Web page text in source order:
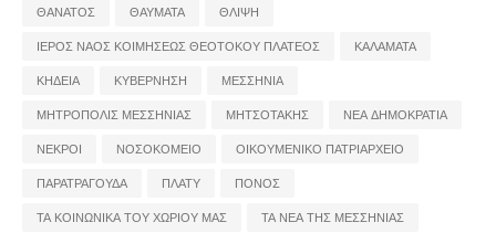
ΘΑΝΑΤΟΣ
ΘΑΥΜΑΤΑ
ΘΛΙΨΗ
ΙΕΡΟΣ ΝΑΟΣ ΚΟΙΜΗΣΕΩΣ ΘΕΟΤΟΚΟΥ ΠΛΑΤΕΟΣ
ΚΑΛΑΜΑΤΑ
ΚΗΔΕΙΑ
ΚΥΒΕΡΝΗΣΗ
ΜΕΣΣΗΝΙΑ
ΜΗΤΡΟΠΟΛΙΣ ΜΕΣΣΗΝΙΑΣ
ΜΗΤΣΟΤΑΚΗΣ
ΝΕΑ ΔΗΜΟΚΡΑΤΙΑ
ΝΕΚΡΟΙ
ΝΟΣΟΚΟΜΕΙΟ
ΟΙΚΟΥΜΕΝΙΚΟ ΠΑΤΡΙΑΡΧΕΙΟ
ΠΑΡΑΤΡΑΓΟΥΔΑ
ΠΛΑΤΥ
ΠΟΝΟΣ
ΤΑ ΚΟΙΝΩΝΙΚΑ ΤΟΥ ΧΩΡΙΟΥ ΜΑΣ
ΤΑ ΝΕΑ ΤΗΣ ΜΕΣΣΗΝΙΑΣ